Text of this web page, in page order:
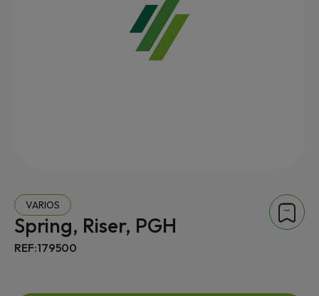
VARIOS
Spring, Riser, PGH
REF:179500